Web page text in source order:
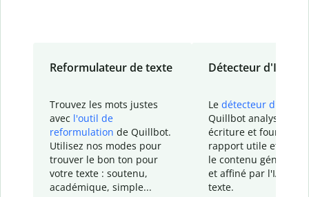
Reformulateur de texte
Trouvez les mots justes
avec l'outil de
reformulation de Quillbot.
Utilisez nos modes pour
trouver le bon ton pour
votre texte : soutenu,
académique, simple...
Détecteur d'IA
Le détecteur d'IA
Quillbot analyse votre
écriture et fournit un
rapport utile et
le contenu généré
et affiné par l'IA
texte.